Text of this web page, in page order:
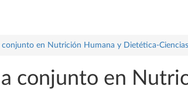
conjunto en Nutrición Humana y Dietética-
conjunto en